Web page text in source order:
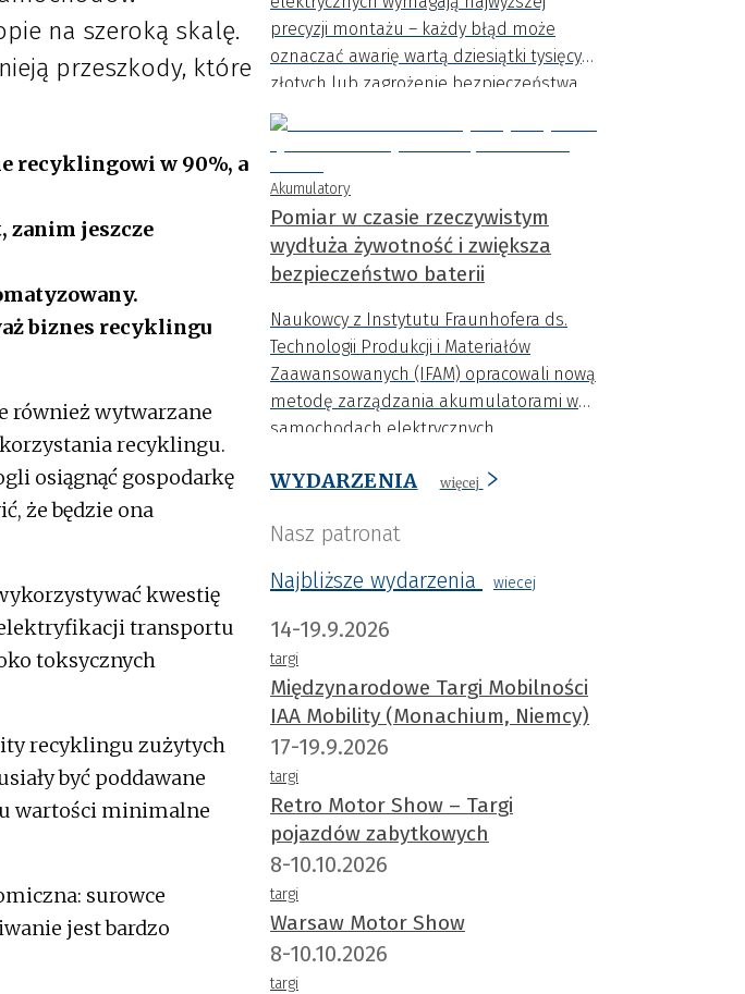
na szeroką skalę.
przeszkody, które
recyklingowi w 90%, a
zanim jeszcze
biznes recyklingu
również wytwarzane
recyklingu.
osiągnąć gospodarkę
że będzie ona
kwestię
transportu
toksycznych
recyklingu zużytych
być poddawane
wartości minimalne
surowce
jest bardzo
precyzji montażu – każdy błąd może
oznaczać awarię wartą dziesiątki tysięcy
złotych lub zagrożenie bezpieczeństwa.
Akumulatory
Pomiar w czasie rzeczywistym
wydłuża żywotność i zwiększa
bezpieczeństwo baterii
Naukowcy z Instytutu Fraunhofera ds.
Technologii Produkcji i Materiałów
Zaawansowanych (IFAM) opracowali nową
metodę zarządzania akumulatorami w
samochodach elektrycznych.
baterii trakcyjnych i wydłuża ich
WYDARZENIA więcej
Nasz patronat
Najbliższe wydarzenia
wiecej
14-19.9.2026
targi
Międzynarodowe Targi Mobilności
IAA Mobility (Monachium, Niemcy)
17-19.9.2026
targi
Retro Motor Show – Targi
pojazdów zabytkowych
8-10.10.2026
targi
Warsaw Motor Show
8-10.10.2026
targi